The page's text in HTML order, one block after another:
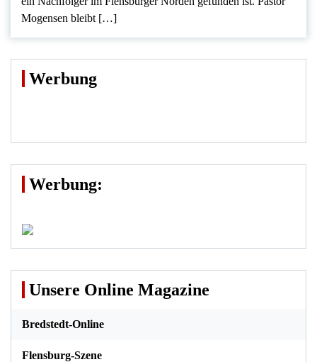
Mogensen bleibt […]
Werbung
Werbung:
Unsere Online Magazine
Bredstedt-Online
Flensburg-Szene